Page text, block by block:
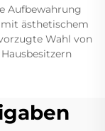
Aufbewahrung
ästhetischem
Wahl von